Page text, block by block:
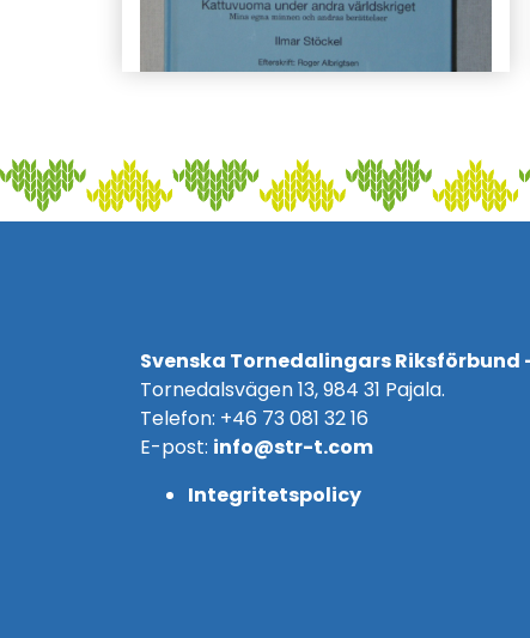
Svenska Tornedalingars
Tornedalsvägen 13, 984 31 Pajala.
Telefon: +46 73 081 32 16
E-post: info@str-t.com
Integritetspolicy